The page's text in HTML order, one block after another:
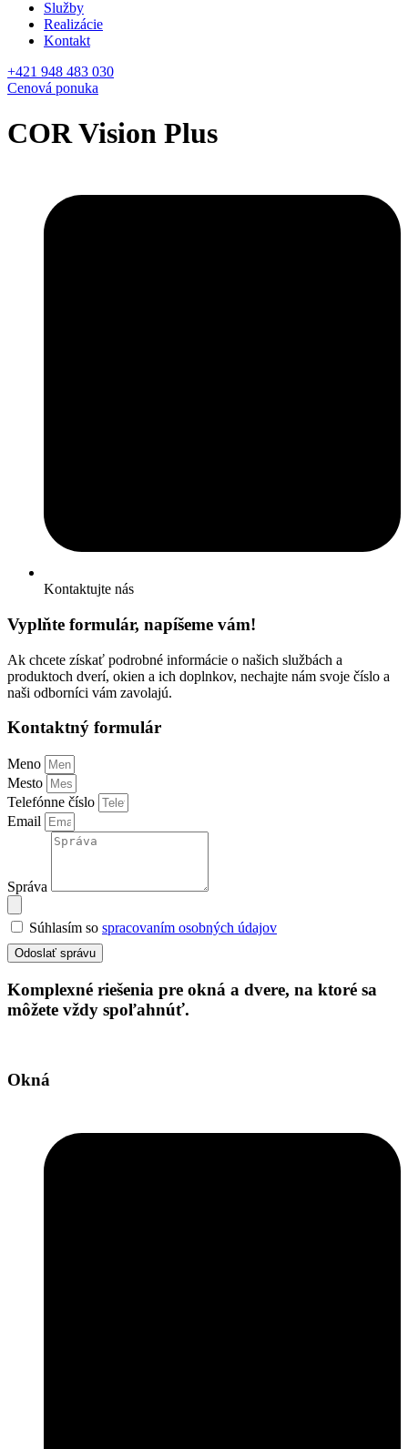
Služby
Realizácie
Kontakt
+421 948 483 030
Cenová ponuka
COR Vision Plus
Kontaktujte nás
Vyplňte formulár, napíšeme vám!
Ak chcete získať podrobné informácie o našich službách a
produktoch dverí, okien a ich doplnkov, nechajte nám svoje číslo a
naši odborníci vám zavolajú.
Kontaktný formulár
Meno
Mesto
Telefónne číslo
Email
Správa
Súhlasím so spracovaním osobných údajov
Odoslať správu
Komplexné riešenia pre okná a dvere, na ktoré sa
môžete vždy spoľahnúť.
Okná